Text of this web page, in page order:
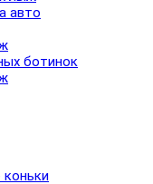
авто
ботинок